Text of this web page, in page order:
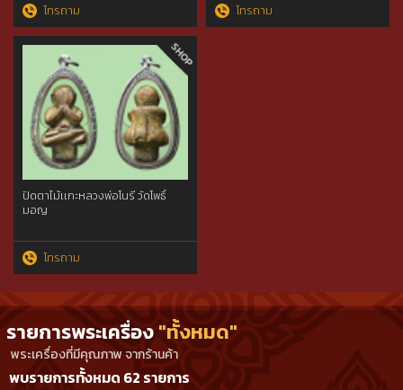
โทรถาม โทรถาม
ปิดตาไม้เเกะหลวงพ่อโนรี วัดโพธิ์
มอญ
โทรถาม
รายการพระเครื่อง"ทั้งหมด"
พระเครื่องที่มีคุณภาพ จากร้านค้า
พบรายการทั้งหมด 62 รายการ